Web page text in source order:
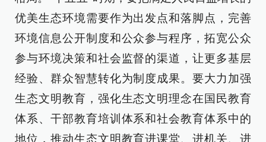
优美生态环境需要作为出发点和落脚点，完善
环境信息公开制度和公众参与程序，拓宽公众
参与环境决策和社会监督的渠道，让更多基层
经验、群众智慧转化为制度成果。要大力加强
生态文明教育，强化生态文明理念在国民教育
体系、干部教育培训体系和社会教育体系中的
地位，推动生态文明教育进课堂、进机关、进